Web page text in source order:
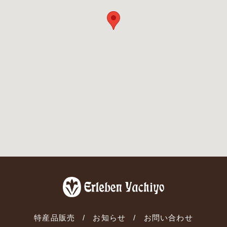
特産品販売 お知らせ お問い合わせ